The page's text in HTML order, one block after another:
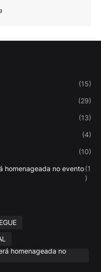
(15)
(29)
(13)
(4)
(10)
homenageada no evento(1
)
homenageada no